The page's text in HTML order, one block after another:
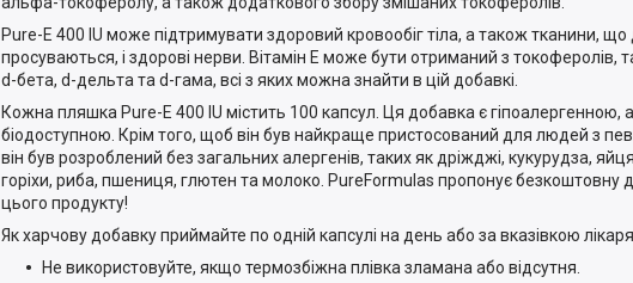
Pure-E 400 IU може підтримувати здоровий кровообіг тіла, а також тканини, що
просуваються, і здорові нерви. Вітамін Е може бути отриманий з токоферолів,
d-бета, d-дельта та d-гама, всі з яких можна знайти в цій добавкі.
Кожна пляшка Pure-E 400 IU містить 100 капсул. Ця добавка є гіпоалергенною,
біодоступною. Крім того, щоб він був найкраще пристосований для людей з
він був розроблений без загальних алергенів, таких як дріжджі, кукурудза,
горіхи, риба, пшениця, глютен та молоко. PureFormulas пропонує безкоштовну
цього продукту!
Як харчову добавку приймайте по одній капсулі на день або за вказівкою лікаря.
Не використовуйте, якщо термозбіжна плівка зламана або відсутня.